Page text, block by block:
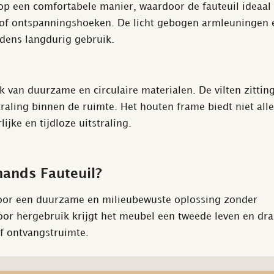
een comfortabele manier, waardoor de fauteuil ideaal
ontspanningshoeken. De licht gebogen armleuningen
langdurig gebruik.
van duurzame en circulaire materialen. De vilten zitting
binnen de ruimte. Het houten frame biedt niet
en tijdloze uitstraling.
Fauteuil?
een duurzame en milieubewuste oplossing zonder
hergebruik krijgt het meubel een tweede leven en
ontvangstruimte.